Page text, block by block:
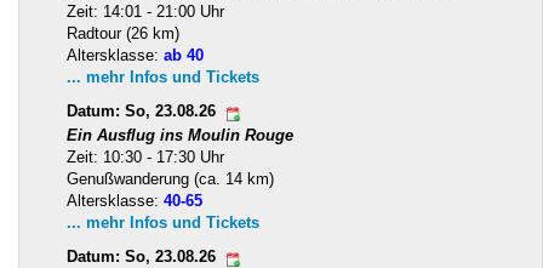
Zeit: 14:01 - 21:00 Uhr
Radtour (26 km)
Altersklasse: ab 40
... mehr Infos und Tickets
Datum: So, 23.08.26
Ein Ausflug ins Moulin Rouge
Zeit: 10:30 - 17:30 Uhr
Genußwanderung (ca. 14 km)
Altersklasse: 40-65
... mehr Infos und Tickets
Datum: So, 23.08.26